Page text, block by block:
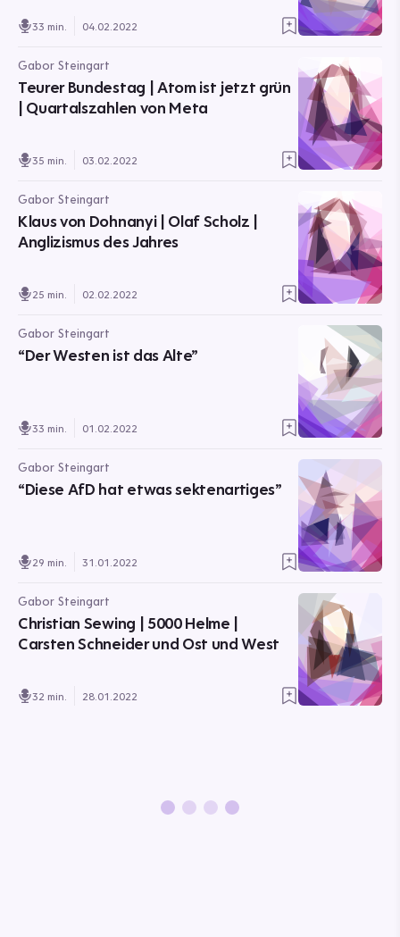
33 min. 04.02.2022
Gabor Steingart
Teurer Bundestag | Atom ist jetzt grün
| Quartalszahlen von Meta
35 min. 03.02.2022
Gabor Steingart
Klaus von Dohnanyi | Olaf Scholz |
Anglizismus des Jahres
25 min. 02.02.2022
Gabor Steingart
“Der Westen ist das Alte”
33 min. 01.02.2022
Gabor Steingart
“Diese AfD hat etwas sektenartiges”
29 min. 31.01.2022
Gabor Steingart
Christian Sewing | 5000 Helme |
Carsten Schneider und Ost und West
32 min. 28.01.2022